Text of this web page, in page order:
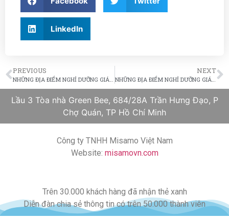
LinkedIn
PREVIOUS
NHỮNG ĐỊA ĐIỂM NGHỈ DƯỠNG GIÁ CẢ PHẢI CHĂNG Ở CHÂU ÂU (PHẦN 2)
NEXT
NHỮNG ĐỊA ĐIỂM NGHỈ DƯỠNG GIÁ CẢ PHẢI CHĂNG Ở CHÂU ÂU (PHẦN 3)
Lầu 3 Tòa nhà Green Bee, 684/28A Trần Hưng Đạo, P
Chợ Quán, TP Hồ Chí Minh
Công ty TNHH Misamo Việt Nam
Website: misamovn.com
Trên 30.000 khách hàng đã nhận thẻ xanh
Diễn đàn chia sẻ thông tin có trên 50.000 thành viên